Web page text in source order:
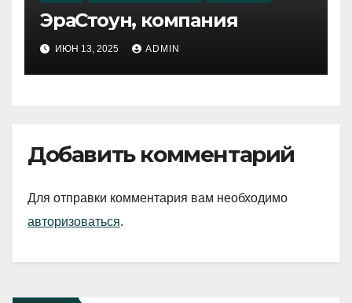
ЭраСтоун, компания
ИЮН 13, 2025 ADMIN
Добавить комментарий
Для отправки комментария вам необходимо
авторизоваться.